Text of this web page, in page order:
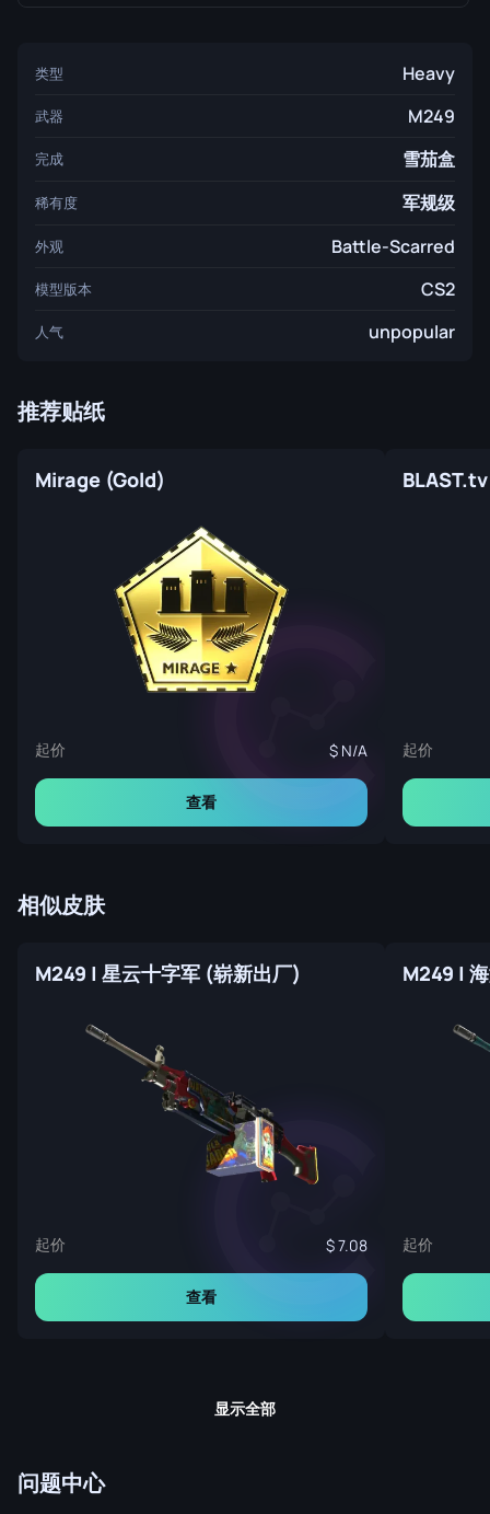
类型 Heavy
武器 M249
完成 雪茄盒
稀有度 军规级
外观 Battle-Scarred
模型版本 CS2
人气 unpopular
推荐贴纸
Mirage (Gold)
起价 N/A
查看
起价
相似皮肤
M249 | 星云十字军 (崭新出厂)
起价 7.08
查看
M249 |
起价
显示全部
问题中心